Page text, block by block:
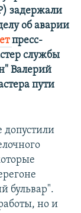
задержали
об аварии
пресс-
службы
Валерий
пути
допустили
бульвар".
но и